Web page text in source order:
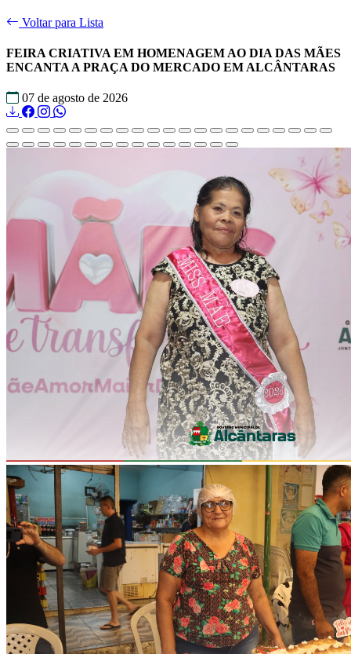
Voltar para Lista
FEIRA CRIATIVA EM HOMENAGEM AO DIA DAS MÃES
ENCANTA A PRAÇA DO MERCADO EM ALCÂNTARAS
07 de agosto de 2026